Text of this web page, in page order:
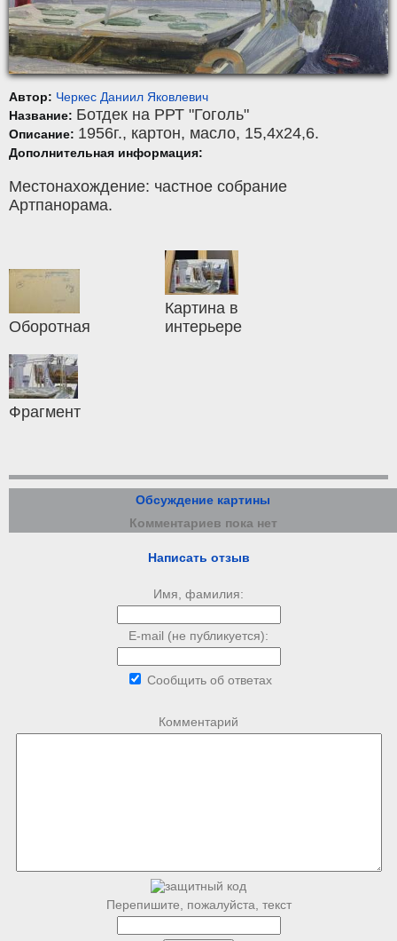
Автор: Черкес Даниил Яковлевич
Название: Ботдек на РРТ "Гоголь"
Описание: 1956г., картон, масло, 15,4x24,6.
Дополнительная информация:
Местонахождение: частное собрание
Артпанорама.
Оборотная
Картина в
интерьере
Фрагмент
Обсуждение картины
Комментариев пока нет
Написать отзыв
Имя, фамилия:
E-mail (не публикуется):
Сообщить об ответах
Комментарий
Перепишите, пожалуйста, текст